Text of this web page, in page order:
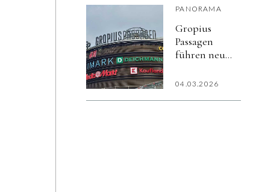
PANORAMA
Gropius
Passagen
führen neues
Gäste-
04.03.2026